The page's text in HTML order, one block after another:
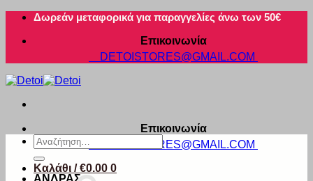
Μετάβαση
περιεχόμενο
Δωρεάν μεταφορικά για παραγγελίες άνω των 50€
Επικοινωνία
DETOISTORES@GMAIL.COM
Επικοινωνία
DETOISTORES@GMAIL.COM
Καλάθι /€0.00 0
Αναζήτηση
για:
ΑΝΔΡΑΣ